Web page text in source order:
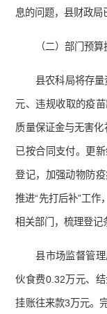
息的问题，县财政局
（二）部门预
县农科局将存
元、违规收取的疫
质量保证金与无害
已按合同支付。更
登记，加强动物防
推进“先打后补”工作
相关部门，梳理登记
县市场监督管
伙食费0.32万元、
挂账往来款3万元。